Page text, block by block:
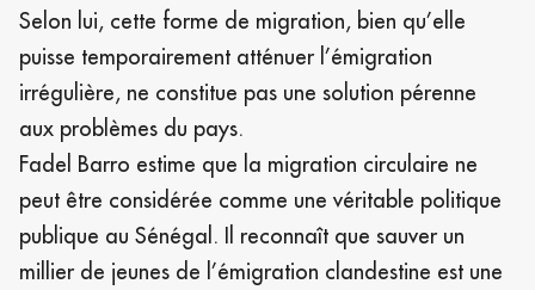
Selon lui, cette forme de migration, bien qu’elle
puisse temporairement atténuer l’émigration
irrégulière, ne constitue pas une solution pérenne
aux problèmes du pays.
Fadel Barro estime que la migration circulaire ne
peut être considérée comme une véritable politique
publique au Sénégal. Il reconnaît que sauver un
millier de jeunes de l’émigration clandestine est une